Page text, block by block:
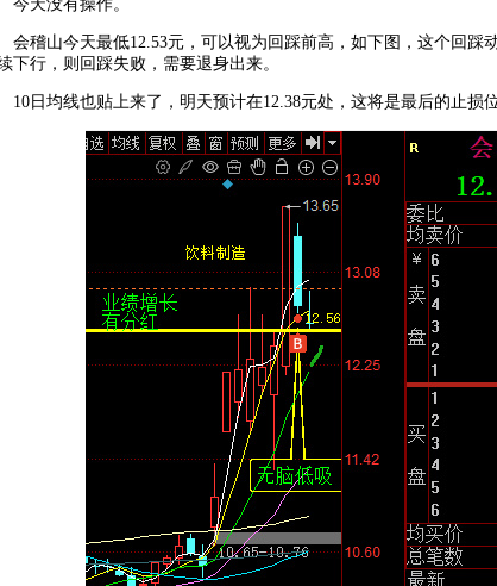
今天没有操作。
会稽山今天最低12.53元，可以视为回踩前高，如下图，这个回踩
下行，则回踩失败，需要退身出来。
10日均线也贴上来了，明天预计在12.38元处，这将是最后的止损位